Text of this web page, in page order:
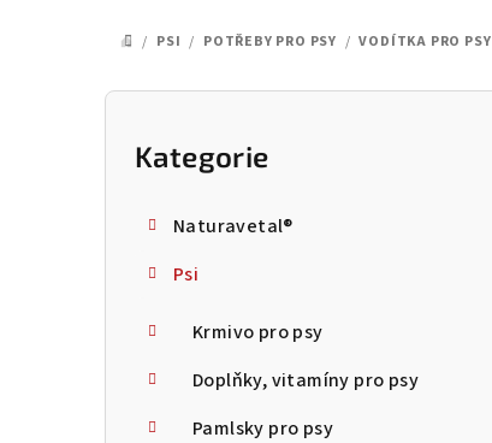
DOMŮ
/ PSI / POTŘEBY PRO PSY / VODÍTKA PRO PSY
P
Přeskočit
kategorie
Kategorie
Naturavetal®
Psi
Krmivo pro psy
Doplňky, vitamíny pro psy
Pamlsky pro psy